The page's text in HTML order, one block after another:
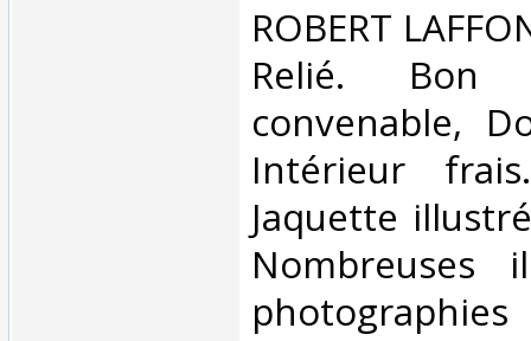
‎ROBERT
Relié. Bon
convenable,
Intérieur
Jaquette
Nombreuses